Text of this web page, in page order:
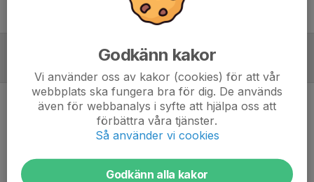
Tränare IB Dam
Referat
Inget referat skrivet
Godkänn kakor
Vi använder oss av kakor (cookies) för att vår
webbplats ska fungera bra för dig. De används
även för webbanalys i syfte att hjälpa oss att
förbättra våra tjänster.
Så använder vi cookies
Godkänn alla kakor